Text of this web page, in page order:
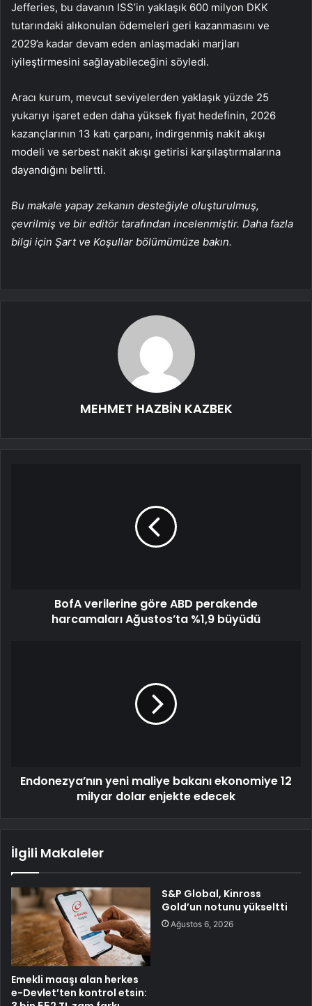
Jefferies, bu davanın ISS’in yaklaşık 600 milyon DKK
tutarındaki alıkonulan ödemeleri geri kazanmasını ve
2029’a kadar devam eden anlaşmadaki marjları
iyileştirmesini sağlayabileceğini söyledi.
Aracı kurum, mevcut seviyelerden yaklaşık yüzde 25
yukarıyı işaret eden daha yüksek fiyat hedefinin, 2026
kazançlarının 13 katı çarpanı, indirgenmiş nakit akışı
modeli ve serbest nakit akışı getirisi karşılaştırmalarına
dayandığını belirtti.
Bu makale yapay zekanın desteğiyle oluşturulmuş,
çevrilmiş ve bir editör tarafından incelenmiştir. Daha fazla
bilgi için Şart ve Koşullar bölümümüze bakın.
MEHMET HAZBİN KAZBEK
BofA verilerine göre ABD perakende
harcamaları Ağustos’ta %1,9 büyüdü
Endonezya’nın yeni maliye bakanı ekonomiye 12
milyar dolar enjekte edecek
İlgili Makaleler
Emekli maaşı alan herkes
e-Devlet’ten kontrol etsin:
S&P Global, Kinross
Gold’un notunu yükseltti
Ağustos 6, 2026